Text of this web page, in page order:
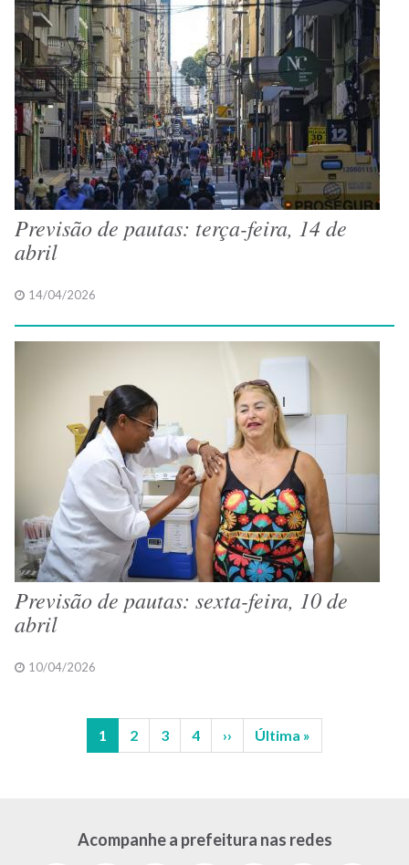
Previsão de pautas: terça-feira, 14 de
abril
14/04/2026
Previsão de pautas: sexta-feira, 10 de
abril
10/04/2026
Paginação
Página
atual
1 Página
2 Página
3 Página
4
Próxima
página
››
Última
página
Última »
Acompanhe a prefeitura nas redes